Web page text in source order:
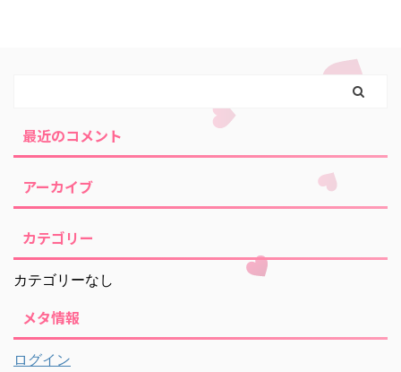
最近のコメント
アーカイブ
カテゴリー
カテゴリーなし
メタ情報
ログイン